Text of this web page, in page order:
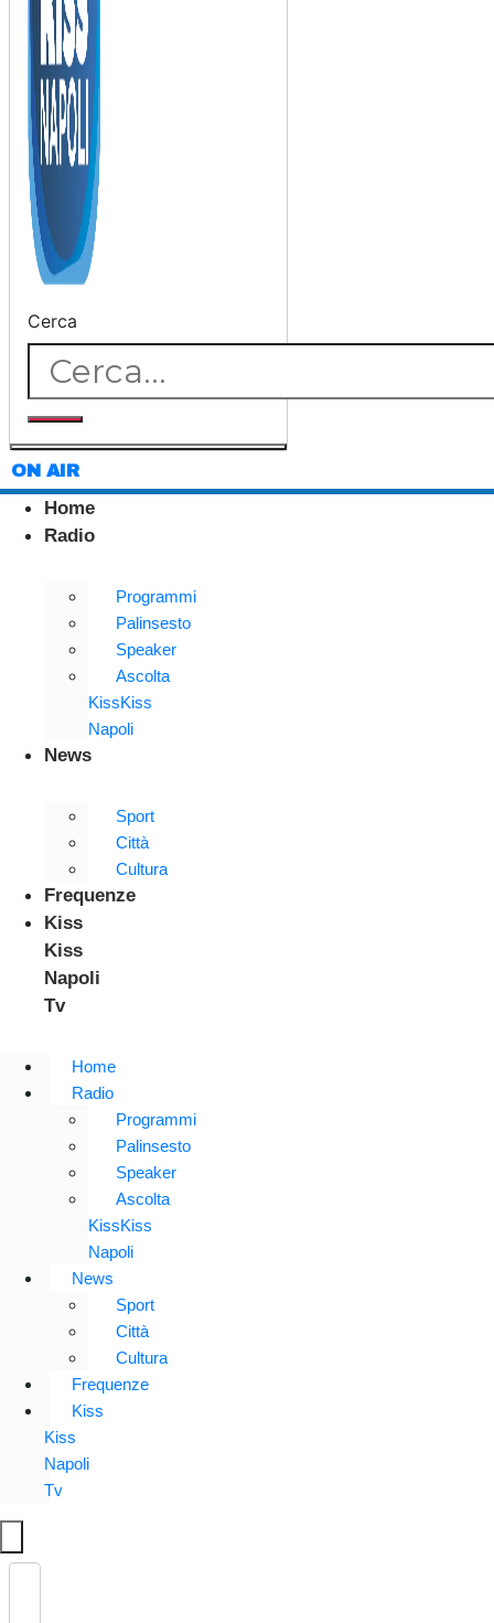
Cerca
ON AIR
Home
Radio
Programmi
Palinsesto
Speaker
Ascolta
KissKiss
Napoli
News
Sport
Città
Cultura
Frequenze
Kiss
Kiss
Napoli
Tv
Home
Radio
Programmi
Palinsesto
Speaker
Ascolta
KissKiss
Napoli
News
Sport
Città
Cultura
Frequenze
Kiss
Kiss
Napoli
Tv